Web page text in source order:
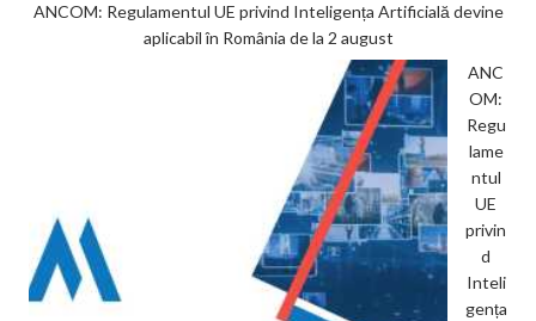
ANCOM: Regulamentul UE privind Inteligența Artificială devine
aplicabil în România de la 2 august
ANC
OM:
Regu
lame
ntul
UE
privin
d
Inteli
gența